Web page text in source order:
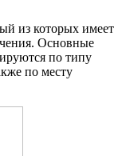
из которых имеет
Основные
по типу
по месту